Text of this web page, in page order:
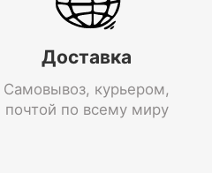
Доставка
Самовывоз, курьером,
почтой по всему миру